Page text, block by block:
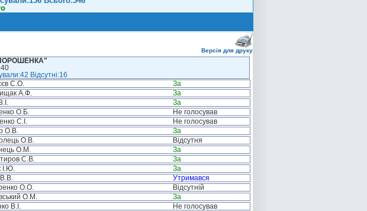
Версія для друку
ПОРОШЕНКА"
Відсутні:16
С.О.
За
А.Ф.
За
За
О.Б.
Не голосував
С.І.
Не голосував
О.В.
За
О.В.
Відсутня
О.М.
За
С.В.
За
І.Ю.
За
Утримався
О.О.
Відсутній
О.М.
За
В.І.
Не голосував